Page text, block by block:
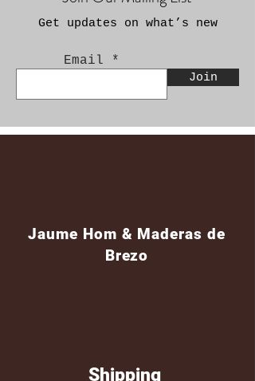
Get updates on what’s new
Email
Join
Jaume Hom & Maderas de
Brezo
Shipping